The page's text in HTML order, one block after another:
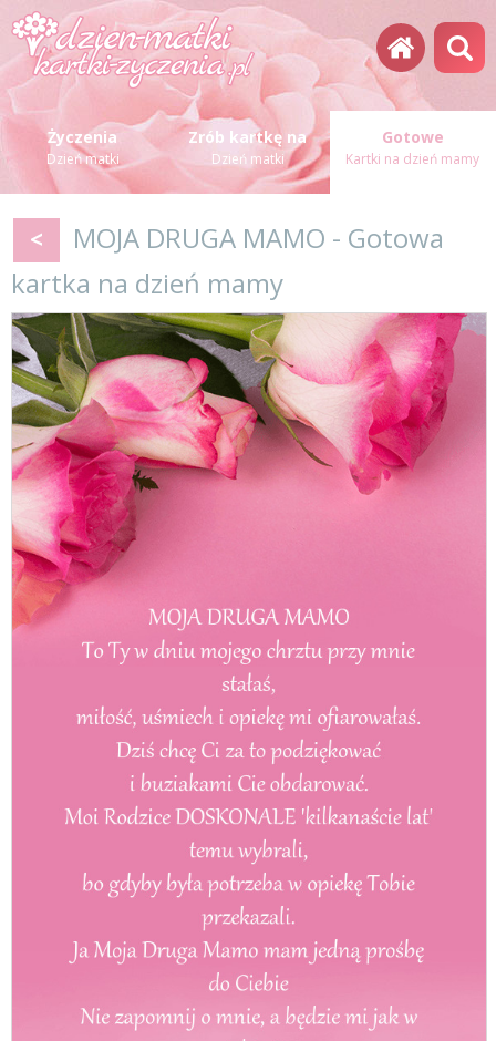
Życzenia
Dzień matki
Zrób kartkę na
Dzień matki
Gotowe
Kartki na dzień mamy
<
MOJA DRUGA MAMO - Gotowa
kartka na dzień mamy